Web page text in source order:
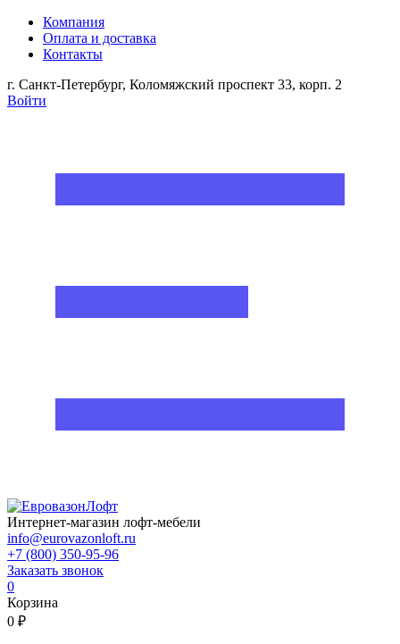
Компания
Оплата и доставка
Контакты
г. Санкт-Петербург, Коломяжский проспект 33, корп. 2
Войти
Интернет-магазин лофт-мебели
info@eurovazonloft.ru
+7 (800) 350-95-96
Заказать звонок
0
Корзина
0 ₽